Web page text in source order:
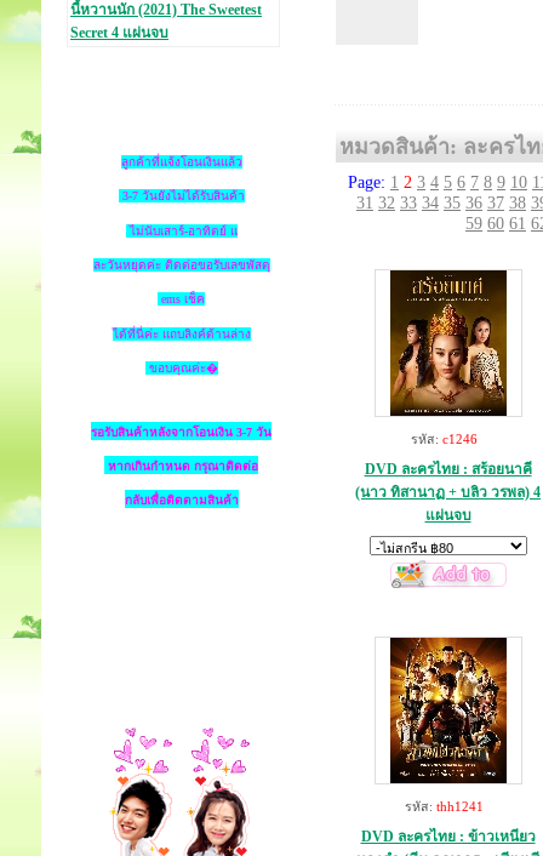
นี้หวานนัก (2021) The Sweetest
Secret 4 แผ่นจบ
ลูกค้าที่แจ้งโอนเงินแล้ว
3-7 วันยังไม่ได้รับสินค้า
ไม่นับเสาร์-อาทิตย์ แ
ละวันหยุดค่ะ ติดต่อขอรับเลขพัสดุ
ems เช็ค
ได้ที่นี่ค่ะ แถบลิงค์ด้านล่าง
ขอบคุณค่ะ�
รอรับสินค้าหลังจากโอนเงิน 3-7 วัน
หากเกินกำหนด กรุณาติดต่อ
กลับเพื่อติดตามสินค้า
หมวดสินค้า: ละครไท
Page: 1 2 3 4 5 6 7 8 9 10
31 32 33 34 35 36 37 38
59 60 61
รหัส: c1246
DVD ละครไทย : สร้อยนาคี
(นาว ทิสานาฏ + บลิว วรพล) 4
แผ่นจบ
รหัส: thh1241
DVD ละครไทย : ข้าวเหนียว